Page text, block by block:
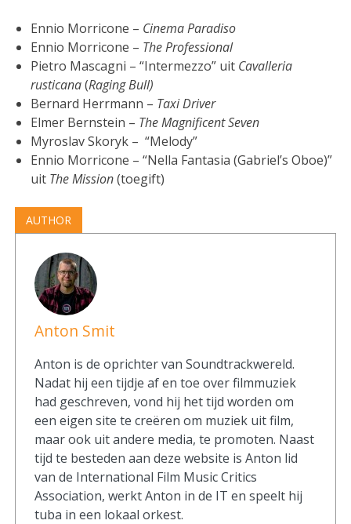
Ennio Morricone – Cinema Paradiso
Ennio Morricone – The Professional
Pietro Mascagni – “Intermezzo” uit Cavalleria
rusticana(Raging Bull)
Bernard Herrmann – Taxi Driver
Elmer Bernstein – The Magnificent Seven
Myroslav Skoryk – “Melody”
Ennio Morricone – “Nella Fantasia (Gabriel’s Oboe)”
uit The Mission(toegift)
AUTHOR
Anton Smit
Anton is de oprichter van Soundtrackwereld.
Nadat hij een tijdje af en toe over filmmuziek
had geschreven, vond hij het tijd worden om
een eigen site te creëren om muziek uit film,
maar ook uit andere media, te promoten. Naast
tijd te besteden aan deze website is Anton lid
van de International Film Music Critics
Association, werkt Anton in de IT en speelt hij
tuba in een lokaal orkest.